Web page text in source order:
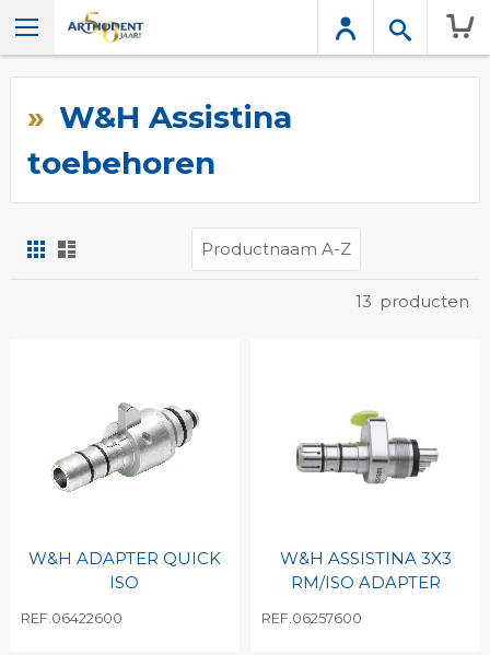
W&H Assistina
toebehoren
Foto-
tabel
13 producten
W&H ADAPTER QUICK
ISO
REF.06422600
W&H ASSISTINA 3X3
RM/ISO ADAPTER
REF.06257600